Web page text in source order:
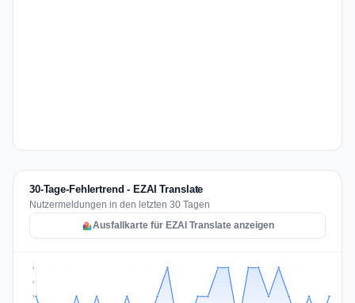
30-Tage-Fehlertrend - EZAI Translate
Nutzermeldungen in den letzten 30 Tagen
Ausfallkarte für EZAI Translate anzeigen
1
2
2